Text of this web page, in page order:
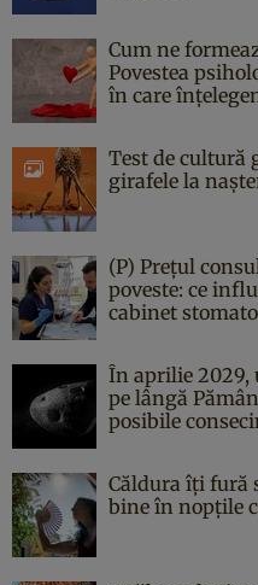
Cum ne
Povestea
în care
Test de cultură
girafele la
(P) Prețul
poveste: ce
cabinet
În aprilie 2029,
pe lângă
posibile
Căldura îți fură
bine în nopțile